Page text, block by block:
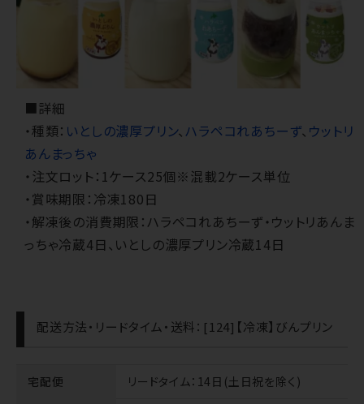
■詳細
・種類： いとしの濃厚プリン、 ハラペコれあちーず、 ウットリ
あんまっちゃ
・注文ロット：1ケース25個※混載2ケース単位
・賞味期限：冷凍180日
・解凍後の消費期限：ハラペコれあちーず・ウットリあんま
っちゃ冷蔵4日、いとしの濃厚プリン冷蔵14日
配送方法・リードタイム・送料：[124]【冷凍】びんプリン
宅配便 リードタイム：14日(土日祝を除く)